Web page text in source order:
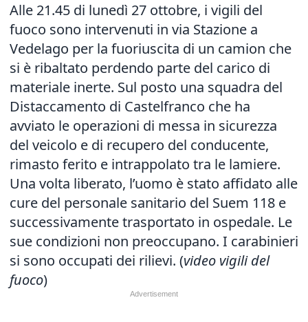
Alle 21.45 di lunedì 27 ottobre, i vigili del
fuoco sono intervenuti in via Stazione a
Vedelago per la fuoriuscita di un camion che
si è ribaltato perdendo parte del carico di
materiale inerte. Sul posto una squadra del
Distaccamento di Castelfranco che ha
avviato le operazioni di messa in sicurezza
del veicolo e di recupero del conducente,
rimasto ferito e intrappolato tra le lamiere.
Una volta liberato, l’uomo è stato affidato alle
cure del personale sanitario del Suem 118 e
successivamente trasportato in ospedale. Le
sue condizioni non preoccupano. I carabinieri
si sono occupati dei rilievi. (video vigili del
fuoco)